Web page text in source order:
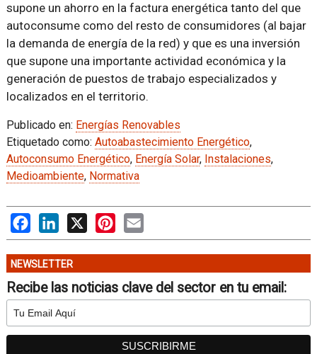
supone un ahorro en la factura energética tanto del que
autoconsume como del resto de consumidores (al bajar
la demanda de energía de la red) y que es una inversión
que supone una importante actividad económica y la
generación de puestos de trabajo especializados y
localizados en el territorio.
Publicado en: Energías Renovables
Etiquetado como: Autoabastecimiento Energético,
Autoconsumo Energético, Energía Solar, Instalaciones,
Medioambiente, Normativa
FacebookLinkedIn Pinterest
NEWSLETTER
Recibe las noticias clave del sector en tu email: